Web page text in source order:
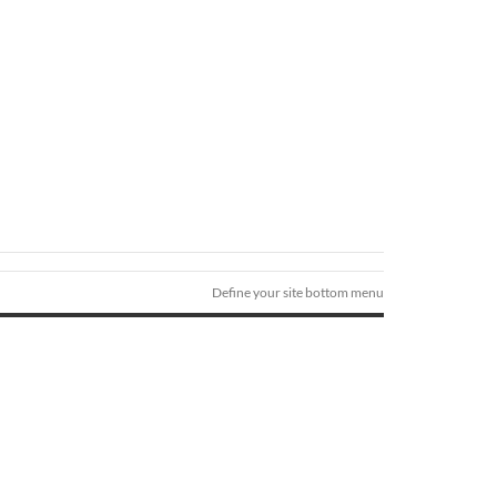
Define your site bottom menu